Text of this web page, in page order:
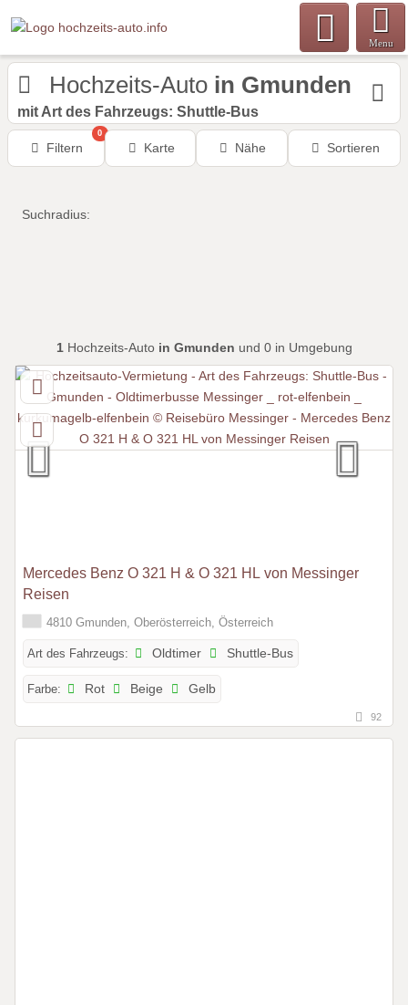
Menu
Hochzeits-Auto in Gmunden
mit Art des Fahrzeugs: Shuttle-Bus
Filtern
0
Karte Nähe Sortieren
Suchradius:
1Hochzeits-Auto in Gmunden und 0 in Umgebung
Mercedes Benz O 321 H & O 321 HL von Messinger
Reisen
4810 Gmunden, Oberösterreich, Österreich
Art des Fahrzeugs: Oldtimer Shuttle-Bus
Farbe: Rot Beige Gelb
92